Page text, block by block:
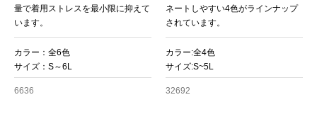
量で着用ストレスを最小限に抑えて
います。
カラー：全6色
サイズ：S～6L
6636
ネートしやすい4色がラインナップ
されています。
カラー:全4色
サイズ:S~5L
32692